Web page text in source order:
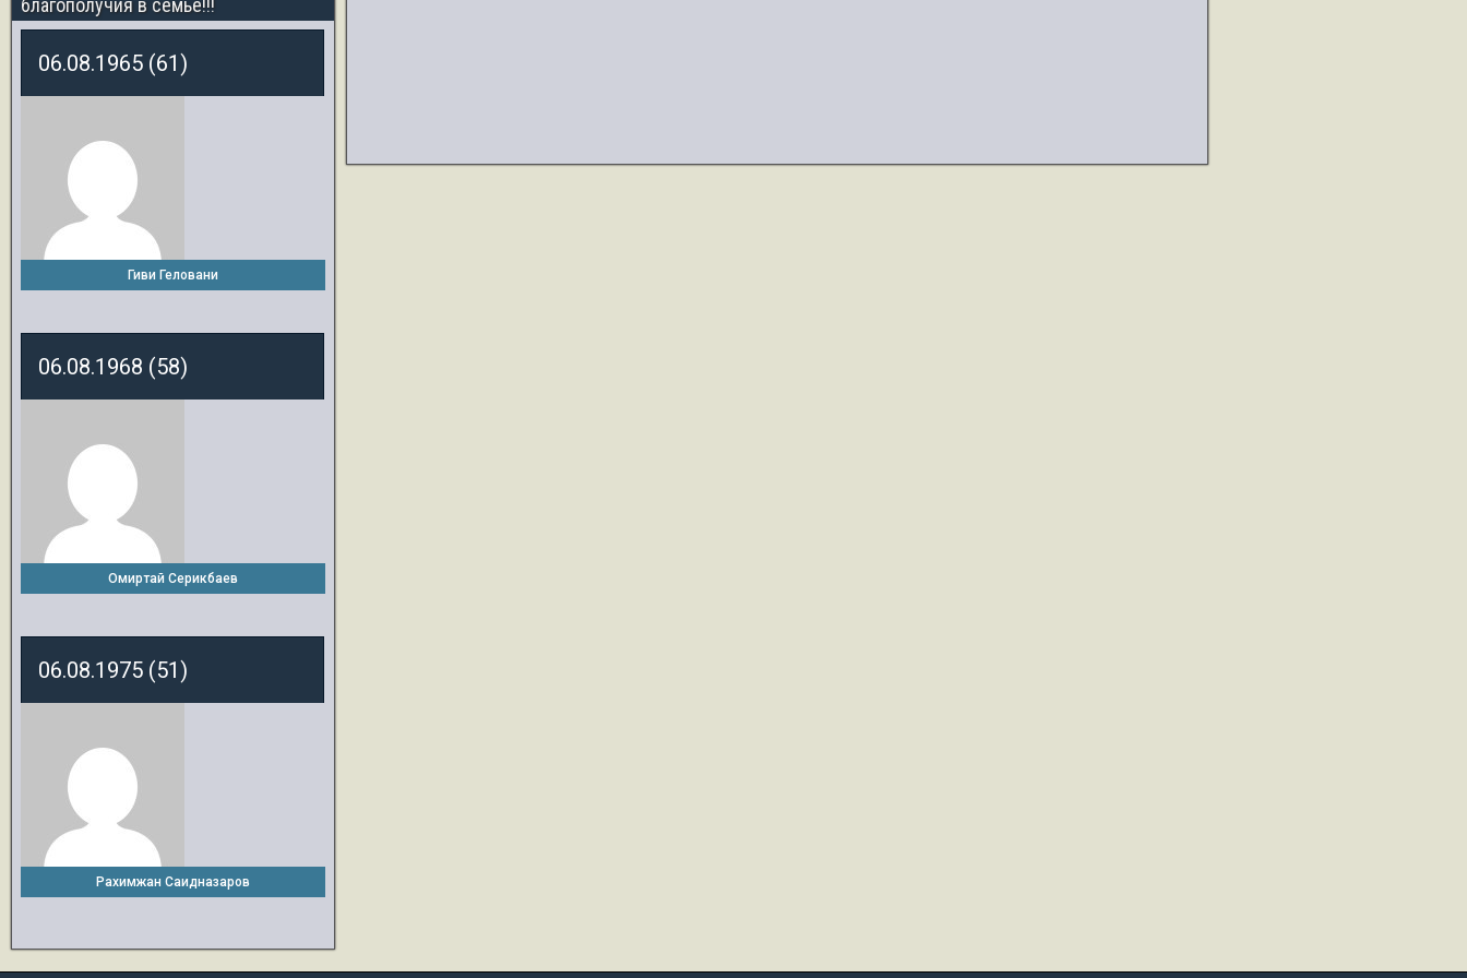
благополучия в семье!!!
06.08.1965 (61)
Гиви Геловани
06.08.1968 (58)
Омиртай Серикбаев
06.08.1975 (51)
Рахимжан Саидназаров